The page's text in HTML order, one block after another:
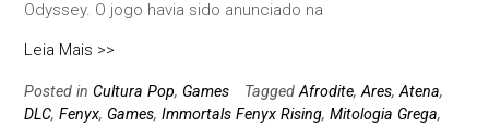
Odyssey. O jogo havia sido anunciado na
Leia Mais >>
Posted in Cultura Pop, Games Tagged Afrodite, Ares, Atena,
DLC, Fenyx, Games, Immortals Fenyx Rising, Mitologia Grega,